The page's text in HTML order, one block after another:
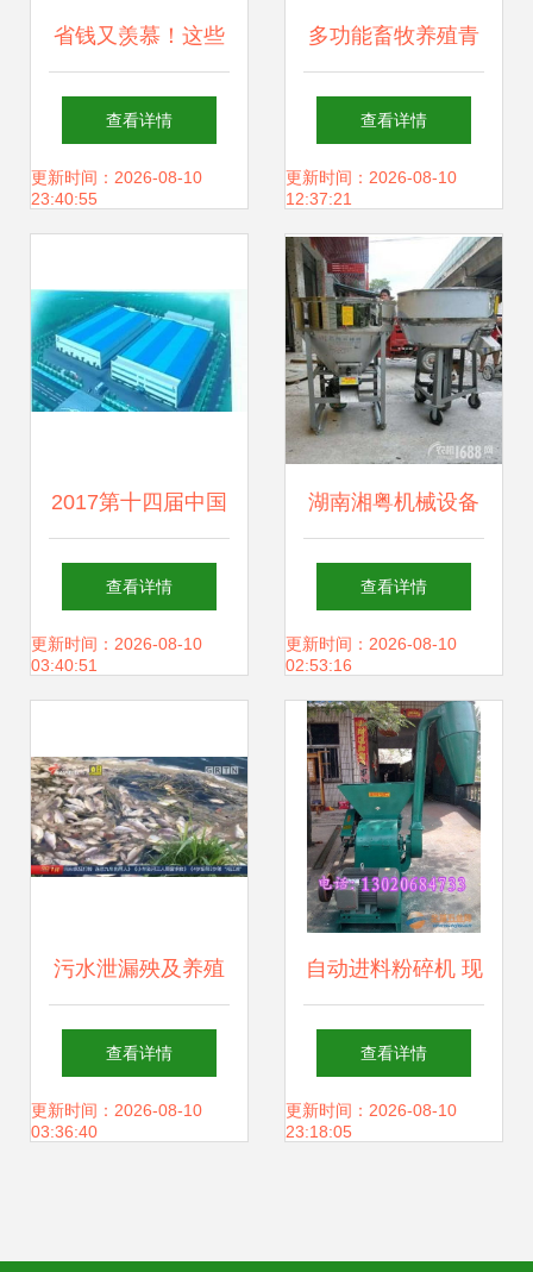
省钱又羡慕！这些
网友喜获2018长春
农博会免费门票，
攻略一网打尽
查看详情
更新时间：2026-08-10
23:40:55
多功能畜牧养殖青
贮饲料打捆包膜机
现代畜牧渔业的高
效饲料保障
查看详情
更新时间：2026-08-10
12:37:21
2017第十四届中国
畜牧饲料科技与经
济高层论坛 洞察趋
饲料销售新蓝图
查看详情
更新时间：2026-08-10
03:40:51
湖南湘粤机械设备
厂 多功能畜牧饲料
搅拌机报价、补贴
政策与产品解析
查看详情
更新时间：2026-08-10
02:53:16
污水泄漏殃及养殖
业，饶平食品厂被
查实却赔偿无门，
查看详情
更新时间：2026-08-10
03:36:40
自动进料粉碎机 现
代畜牧渔业高效生
产的得力助手
查看详情
更新时间：2026-08-10
23:18:05